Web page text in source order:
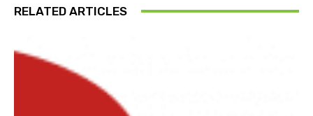
RELATED ARTICLES